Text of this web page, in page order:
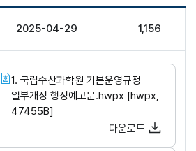
2025-04-29 1,156
1. 국립수산과학원 기본운영규정
일부개정 행정예고문.hwpx [hwpx,
47455B]
다운로드